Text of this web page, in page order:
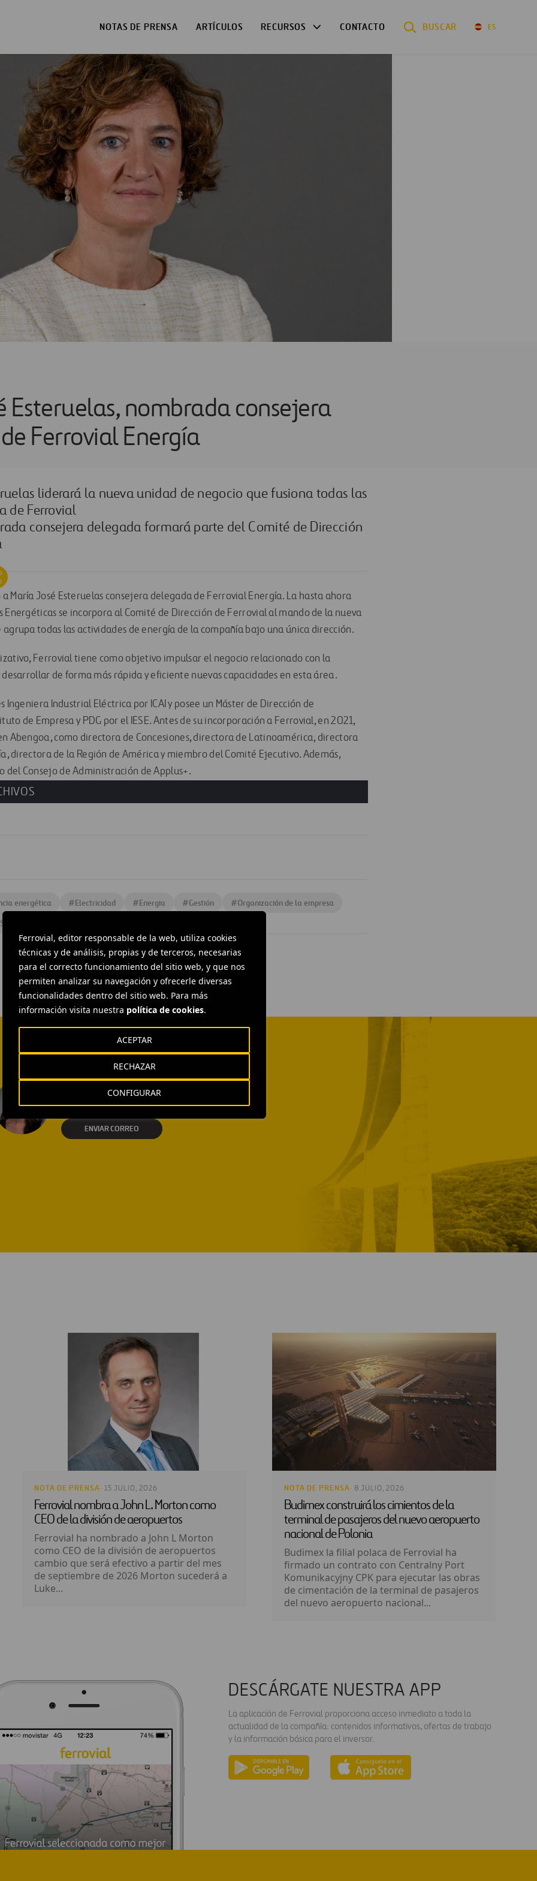
Ferrovial, editor responsable de la web, utiliza cookies
técnicas y de análisis, propias y de terceros, necesarias
para el correcto funcionamiento del sitio web, y que nos
permiten analizar su navegación y ofrecerle diversas
funcionalidades dentro del sitio web. Para más
información visita nuestra política de cookies.
CONFIGURAR
RECHAZAR
ACEPTAR
NOTAS DE PRENSA ARTÍCULOS RECURSOS CONTACTO BUSCAR ES
Esteruelas, nombrada consejera
Ferrovial Energía
liderará la nueva unidad de negocio que fusiona todas las
de Ferrovial
consejera delegada formará parte del Comité de Dirección
María José Esteruelas consejera delegada de Ferrovial Energía. La hasta ahora
Energéticas se incorpora al Comité de Dirección de Ferrovial al mando de la nueva
agrupa todas las actividades de energía de la compañía bajo una única dirección.
Ferrovial tiene como objetivo impulsar el negocio relacionado con la
de forma más rápida y eficiente nuevas capacidades en esta área.
Ingeniera Industrial Eléctrica por ICAI y posee un Máster de Dirección de
de Empresa y PDG por el IESE. Antes de su incorporación a Ferrovial, en 2021,
Abengoa, como directora de Concesiones, directora de Latinoamérica, directora
directora de la Región de América y miembro del Comité Ejecutivo. Además,
del Consejo de Administración de Applus+.
energética #Electricidad #Energia #Gestión #Organización de la empresa
Servicios Energéticos
EXTERNAL COMMUNICATION
AND MEDIA RELATIONS
Isabel Muñoz Torres
ENVIAR CORREO
NOTA DE PRENSA· 15 JULIO, 2026
Ferrovial nombra a John L. Morton como
CEO de la división de aeropuertos
Ferrovial ha nombrado a John L Morton
como CEO de la división de aeropuertos
cambio que será efectivo a partir del mes
de septiembre de 2026 Morton sucederá a
Luke...
NOTA DE PRENSA· 8 JULIO, 2026
Budimex construirá los cimientos de la
terminal de pasajeros del nuevo aeropuerto
nacional de Polonia
Budimex la filial polaca de Ferrovial ha
firmado un contrato con Centralny Port
Komunikacyjny CPK para ejecutar las obras
de cimentación de la terminal de pasajeros
del nuevo aeropuerto nacional...
DESCÁRGATE NUESTRA APP
La aplicación de Ferrovial proporciona acceso inmediato a toda la
actualidad de la compañía: contenidos informativos, ofertas de trabajo
y la información básica para el inversor.